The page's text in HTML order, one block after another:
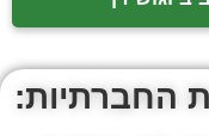
החברתיות: